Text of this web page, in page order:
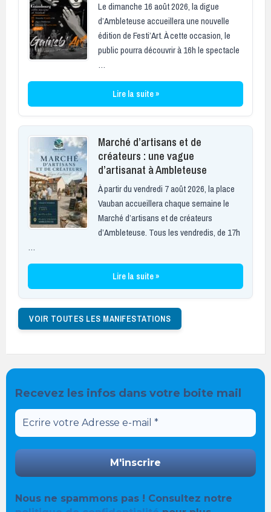
Le dimanche 16 août 2026, la digue
d’Ambleteuse accueillera une nouvelle
édition de Festi’Art. À cette occasion, le
public pourra découvrir à 16h le spectacle
…
Lire la suite »
Marché d’artisans et de
créateurs : une vague
d’artisanat à Ambleteuse
À partir du vendredi 7 août 2026, la place
Vauban accueillera chaque semaine le
Marché d’artisans et de créateurs
d’Ambleteuse. Tous les vendredis, de 17h
…
Lire la suite »
VOIR TOUTES LES MANIFESTATIONS
Recevez les infos dans votre boite mail
Nous ne spammons pas ! Consultez notre